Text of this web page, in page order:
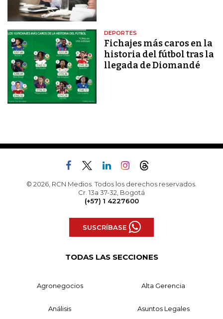
DEPORTES
Fichajes más caros en la
historia del fútbol tras la
llegada de Diomandé
© 2026, RCN Medios. Todos los derechos reservados.
Cr. 13a 37-32, Bogotá
(+57) 1 4227600
SUSCRÍBASE
TODAS LAS SECCIONES
Agronegocios Alta Gerencia
Análisis Asuntos Legales